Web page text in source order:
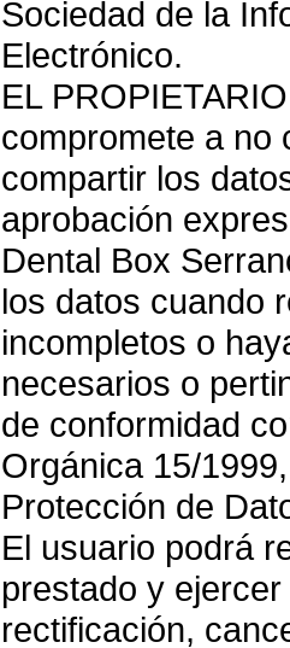
Sociedad de la
Electrónico.
EL
compromete a no
compartir los
aprobación
Dental Box
los datos cuando
incompletos o
necesarios o
de conformidad
Orgánica 15/
Protección de
El usuario podrá
prestado y
rectificación,